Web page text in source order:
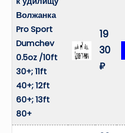
Волжанка
Pro Sport
Dumchev
0.5oz /10ft
30+; 11ft
40+; 12ft
60+; 13ft
80+
19
30
₽